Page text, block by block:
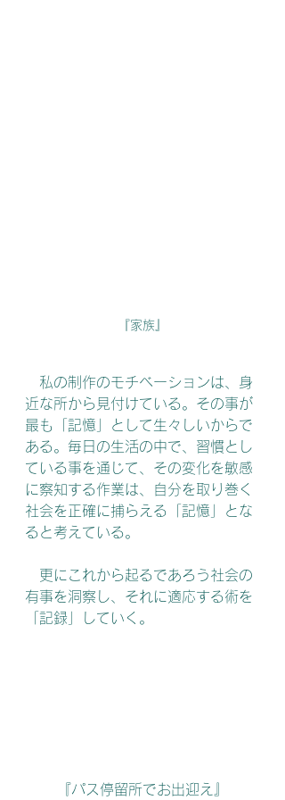
『家族』
私の制作のモチベーションは、身
近な所から見付けている。その事が
最も「記憶」として生々しいからで
ある。毎日の生活の中で、習慣とし
ている事を通じて、その変化を敏感
に察知する作業は、自分を取り巻く
社会を正確に捕らえる「記憶」とな
ると考えている。
更にこれから起るであろう社会の
有事を洞察し、それに適応する術を
「記録」していく。
『パス停留所でお出迎え』